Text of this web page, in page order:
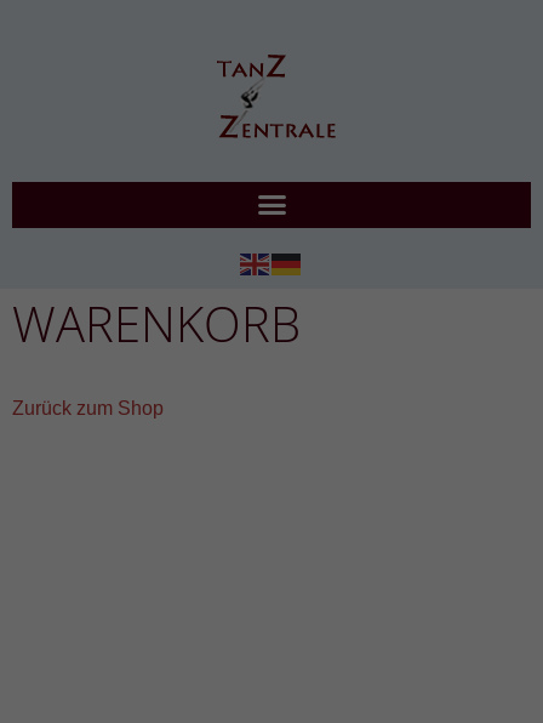
WARENKORB
Zurück zum Shop